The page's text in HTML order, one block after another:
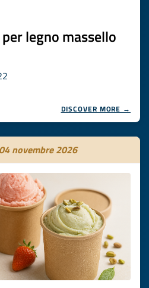
legno massello
DISCOVER MORE →
04 novembre 2026